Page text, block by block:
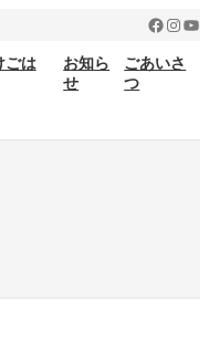
ごは
お知ら
せ
ごあいさ
つ